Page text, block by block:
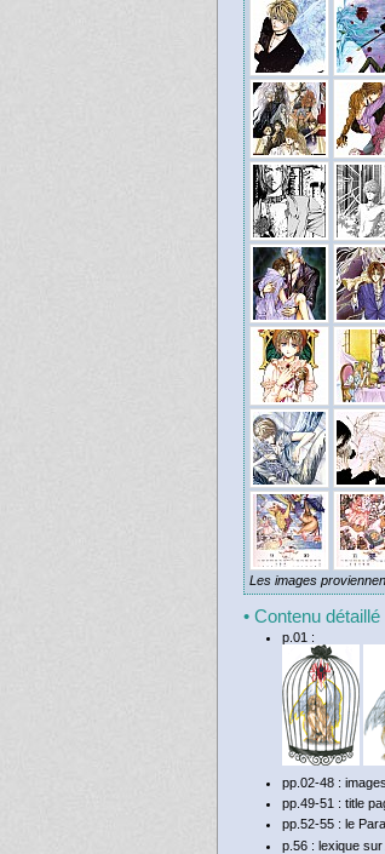
Les images
• Contenu détaillé
p.01 :
pp.02-48 :
pp.49-51 : title
pp.52-55 : le
p.56 : lexique sur